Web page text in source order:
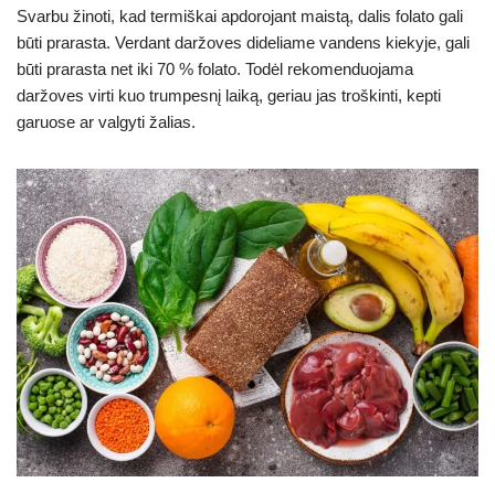
Svarbu žinoti, kad termiškai apdorojant maistą, dalis folato gali
būti prarasta. Verdant daržoves dideliame vandens kiekyje, gali
būti prarasta net iki 70 % folato. Todėl rekomenduojama
daržoves virti kuo trumpesnį laiką, geriau jas troškinti, kepti
garuose ar valgyti žalias.